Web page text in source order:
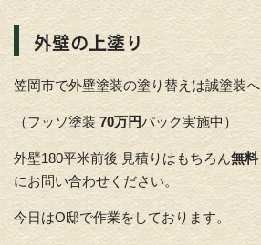
外壁の上塗り
笠岡市で外壁塗装の塗り替えは誠塗装へ
（フッソ塗装 70万円パック実施中）
外壁180平米前後 見積りはもちろん無料
にお問い合わせください。
今日はO邸で作業をしております。